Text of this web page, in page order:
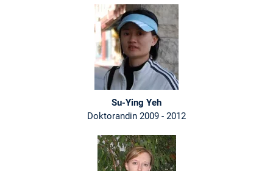
Su-Ying Yeh
Doktorandin 2009 - 2012